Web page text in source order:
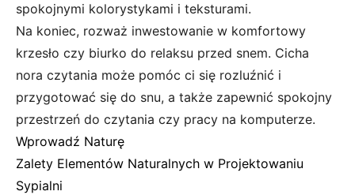
spokojnymi kolorystykami i teksturami.
Na koniec, rozważ inwestowanie w komfortowy
krzesło czy biurko do relaksu przed snem. Cicha
nora czytania może pomóc ci się rozluźnić i
przygotować się do snu, a także zapewnić spokojny
przestrzeń do czytania czy pracy na komputerze.
Wprowadź Naturę
Zalety Elementów Naturalnych w Projektowaniu
Sypialni